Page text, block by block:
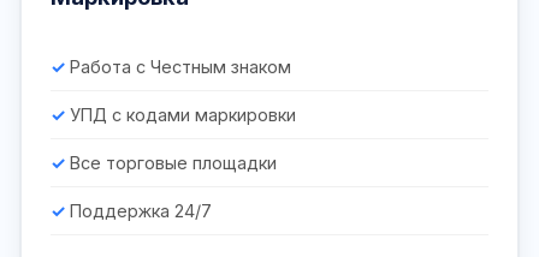
Работа с Честным знаком
УПД с кодами маркировки
Все торговые площадки
Поддержка 24/7